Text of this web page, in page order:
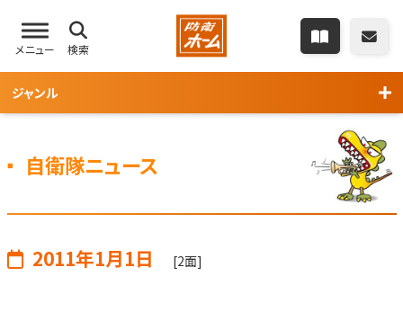
メニュー 検索
ジャンル
自衛隊ニュース
2011年1月1日 [2面]